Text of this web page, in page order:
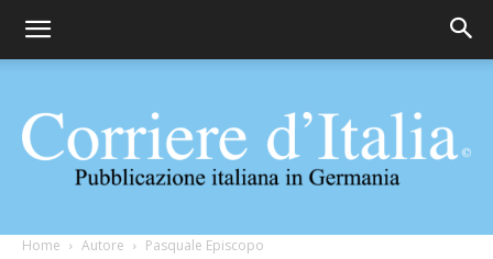
Corriere
Home Autore Pasquale Episcopo